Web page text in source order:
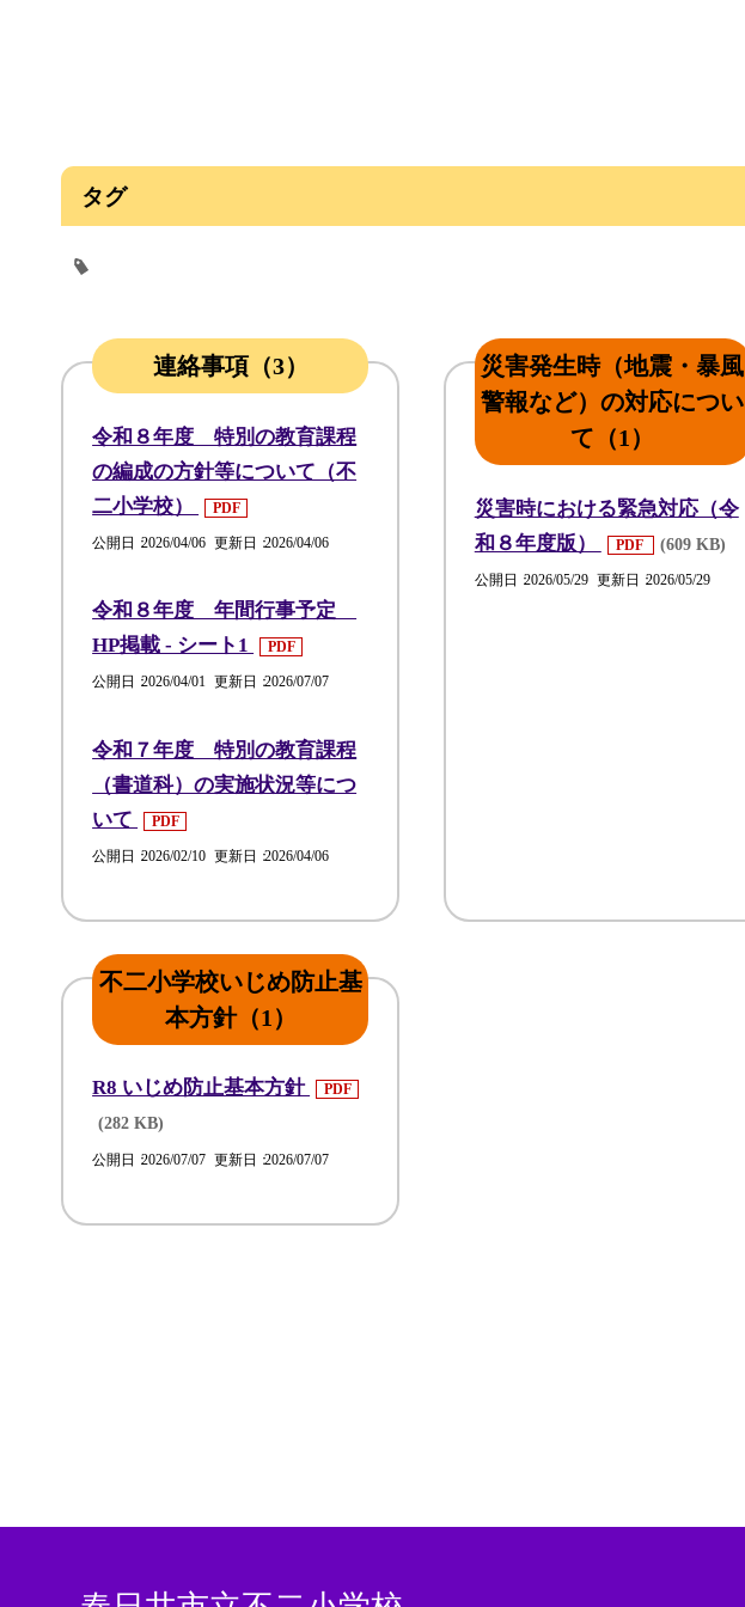
タグ
連絡事項（3）
令和８年度 特別の教育課程
の編成の方針等について（不
二小学校）
PDF
公開日 2026/04/06 更新日 2026/04/06
令和８年度 年間行事予定
HP掲載 - シート1
PDF
公開日 2026/04/01 更新日 2026/07/07
令和７年度 特別の教育課程
（書道科）の実施状況等につ
いて
PDF
公開日 2026/02/10 更新日 2026/04/06
災害発生時（地震・暴風
警報など）の対応につい
て（1）
災害時における緊急対応（令
和８年度版）
PDF (609 KB)
公開日 2026/05/29 更新日 2026/05/29
不二小学校いじめ防止基
本方針（1）
R8 いじめ防止基本方針 PDF
(282 KB)
公開日 2026/07/07 更新日 2026/07/07